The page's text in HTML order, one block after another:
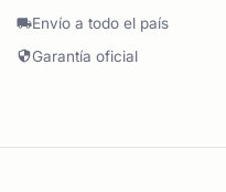
Envío a todo el país
Garantía oficial